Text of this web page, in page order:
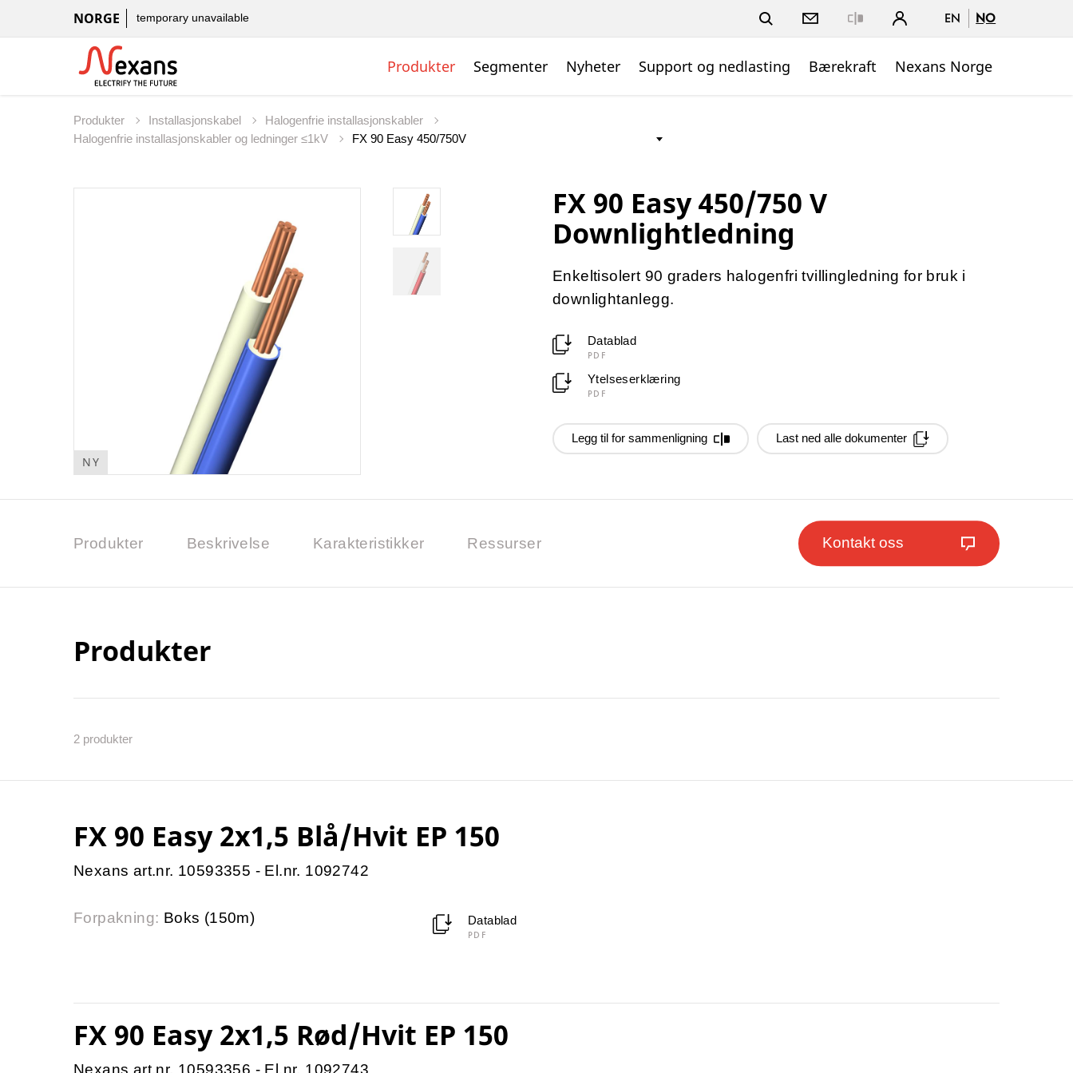
NORGE temporary unavailable EN NO
Produkter Segmenter Nyheter Support og nedlasting Bærekraft Nexans Norge
Produkter Installasjonskabel
Halogenfrie installasjonskabler
Halogenfrie installasjonskabler og ledninger ≤1kV
NY
FX 90 Easy 450/750 V
Downlightledning
Enkeltisolert 90 graders halogenfri tvillingledning for bruk i
downlightanlegg.
Datablad
PDF
Ytelseserklæring
PDF
Legg til for sammenligning Last ned alle dokumenter
Produkter Beskrivelse Karakteristikker Ressurser Kontakt oss
Produkter
2 produkter
FX 90 Easy 2x1,5 Blå/Hvit EP 150
Nexans art.nr. 10593355 - El.nr. 1092742
Forpakning: Boks (150m) Datablad
PDF
FX 90 Easy 2x1,5 Rød/Hvit EP 150
Nexans art.nr. 10593356 - El.nr. 1092743